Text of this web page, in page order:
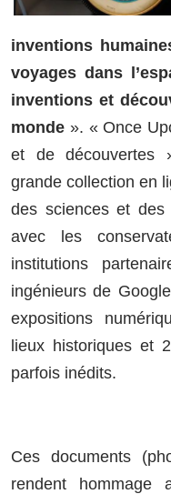
inventions
voyages dans
inventions et
monde ». « Once
et de
grande collection en
des sciences et des
avec les
institutions
ingénieurs de
expositions
lieux historiques et
parfois inédits.
Ces documents
rendent hommage